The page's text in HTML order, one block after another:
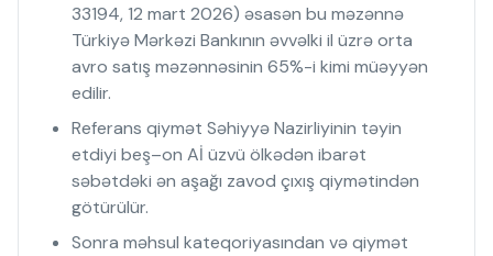
33194, 12 mart 2026) əsasən bu məzənnə
Türkiyə Mərkəzi Bankının əvvəlki il üzrə orta
avro satış məzənnəsinin 65%-i kimi müəyyən
edilir.
Referans qiymət Səhiyyə Nazirliyinin təyin
etdiyi beş–on Aİ üzvü ölkədən ibarət
səbətdəki ən aşağı zavod çıxış qiymətindən
götürülür.
Sonra məhsul kateqoriyasından və qiymət